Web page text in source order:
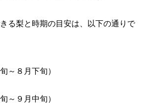
る梨と時期の目安は、以下の通りで
～８月下旬）
～９月中旬）